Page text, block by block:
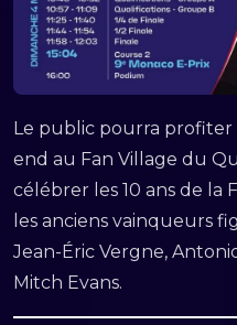
Le public pourra profiter
end au Fan Village du
célébrer les 10 ans de la
les anciens vainqueurs
Jean-Éric Vergne,
Mitch Evans.